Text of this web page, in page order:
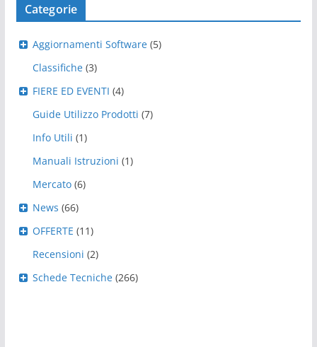
Categorie
Aggiornamenti Software (5)
Classifiche (3)
FIERE ED EVENTI (4)
Guide Utilizzo Prodotti (7)
Info Utili (1)
Manuali Istruzioni (1)
Mercato (6)
News (66)
OFFERTE (11)
Recensioni (2)
Schede Tecniche (266)